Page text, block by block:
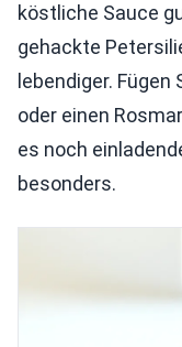
köstliche Sauce
gehackte
lebendiger.
oder einen
es noch
besonders.